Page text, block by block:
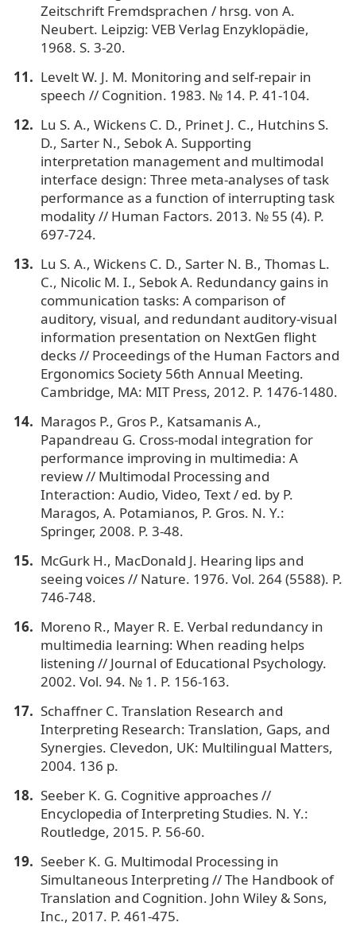
Zeitschrift Fremdsprachen / hrsg. von A.
Neubert. Leipzig: VEB Verlag Enzyklopädie,
1968. S. 3-20.
Levelt W. J. M. Monitoring and self-repair in
speech // Cognition. 1983. № 14. P. 41-104.
Lu S. A., Wickens C. D., Prinet J. C., Hutchins S.
D., Sarter N., Sebok A. Supporting
interpretation management and multimodal
interface design: Three meta-analyses of task
performance as a function of interrupting task
modality // Human Factors. 2013. № 55 (4). P.
697-724.
Lu S. A., Wickens C. D., Sarter N. B., Thomas L.
C., Nicolic M. I., Sebok A. Redundancy gains in
communication tasks: A comparison of
auditory, visual, and redundant auditory-visual
information presentation on NextGen flight
decks // Proceedings of the Human Factors and
Ergonomics Society 56th Annual Meeting.
Cambridge, MA: MIT Press, 2012. P. 1476-1480.
Maragos P., Gros P., Katsamanis A.,
Papandreau G. Cross-modal integration for
performance improving in multimedia: A
review // Multimodal Processing and
Interaction: Audio, Video, Text / ed. by P.
Maragos, A. Potamianos, P. Gros. N. Y.:
Springer, 2008. P. 3-48.
McGurk H., MacDonald J. Hearing lips and
seeing voices // Nature. 1976. Vol. 264 (5588). P.
746-748.
Moreno R., Mayer R. E. Verbal redundancy in
multimedia learning: When reading helps
listening // Journal of Educational Psychology.
2002. Vol. 94. № 1. P. 156-163.
Schaffner C. Translation Research and
Interpreting Research: Translation, Gaps, and
Synergies. Clevedon, UK: Multilingual Matters,
2004. 136 p.
Seeber K. G. Cognitive approaches //
Encyclopedia of Interpreting Studies. N. Y.:
Routledge, 2015. P. 56-60.
Seeber K. G. Multimodal Processing in
Simultaneous Interpreting // The Handbook of
Translation and Cognition. John Wiley & Sons,
Inc., 2017. P. 461-475.